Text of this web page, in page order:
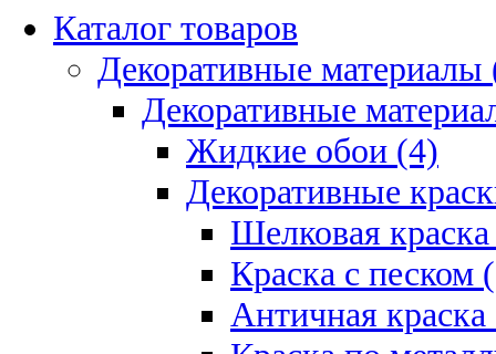
Каталог товаров
Декоративные материалы
Декоративные
Жидкие обои (4)
Декоративные
Шелковая
Краска с песком
Античная